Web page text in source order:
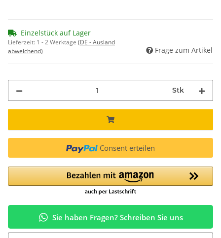
Einzelstück auf Lager
Lieferzeit: 1 - 2 Werktage (DE - Ausland
abweichend)
Frage zum Artikel
Stk
Consent erteilen
Sie haben Fragen? Schreiben Sie uns